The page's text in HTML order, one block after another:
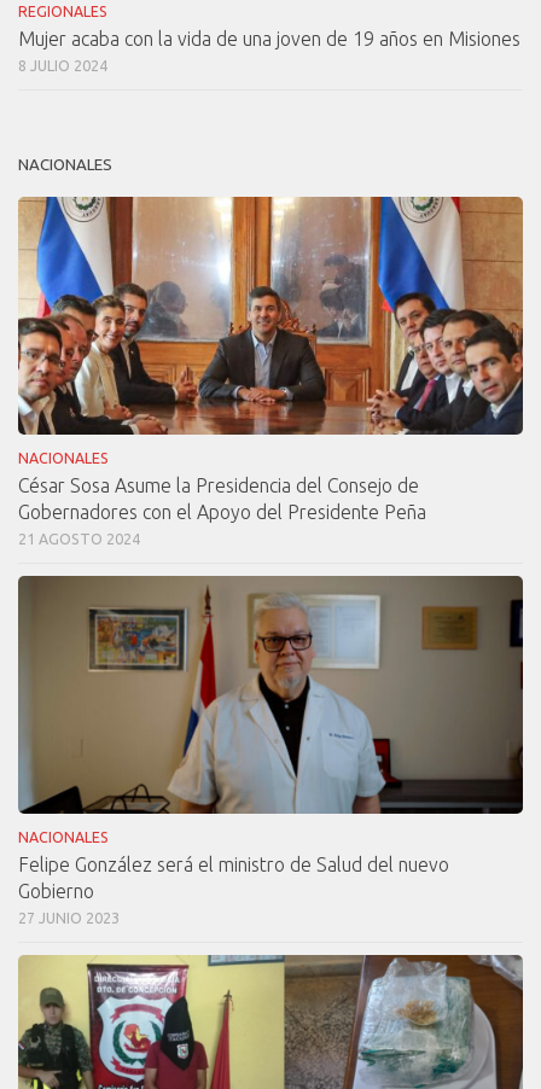
REGIONALES
Mujer acaba con la vida de una joven de 19 años en Misiones
8 JULIO 2024
NACIONALES
NACIONALES
César Sosa Asume la Presidencia del Consejo de
Gobernadores con el Apoyo del Presidente Peña
21 AGOSTO 2024
NACIONALES
Felipe González será el ministro de Salud del nuevo
Gobierno
27 JUNIO 2023